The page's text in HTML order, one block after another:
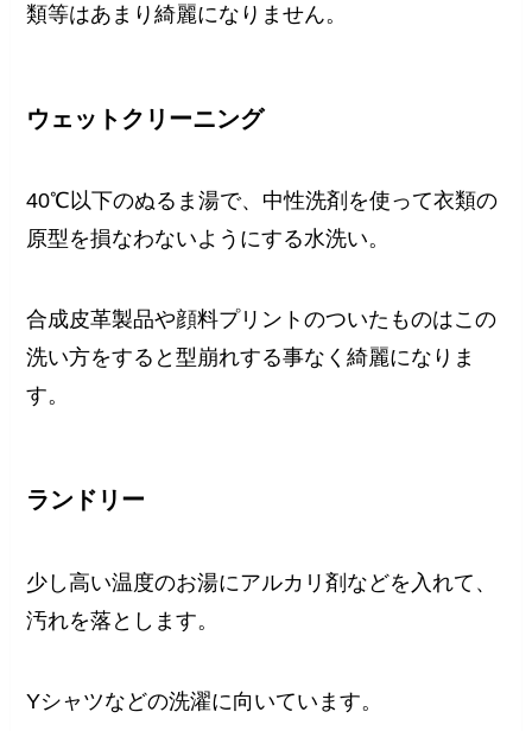
類等はあまり綺麗になりません。
ウェットクリーニング
40℃以下のぬるま湯で、中性洗剤を使って衣類の
原型を損なわないようにする水洗い。
合成皮革製品や顔料プリントのついたものはこの
洗い方をすると型崩れする事なく綺麗になりま
す。
ランドリー
少し高い温度のお湯にアルカリ剤などを入れて、
汚れを落とします。
Yシャツなどの洗濯に向いています。